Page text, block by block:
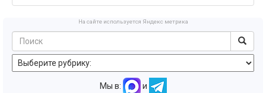
На сайте используется Яндекс метрика
Мы в: и